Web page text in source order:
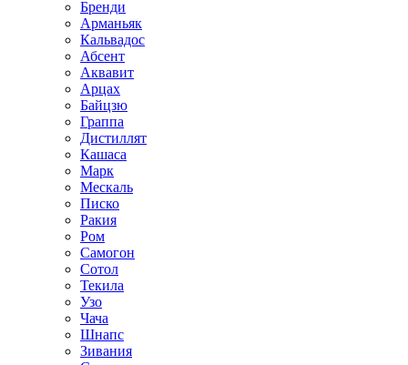
Бренди
Арманьяк
Кальвадос
Абсент
Аквавит
Арцах
Байцзю
Граппа
Дистиллят
Кашаса
Марк
Мескаль
Писко
Ракия
Ром
Самогон
Сотол
Текила
Узо
Чача
Шнапс
Зивания